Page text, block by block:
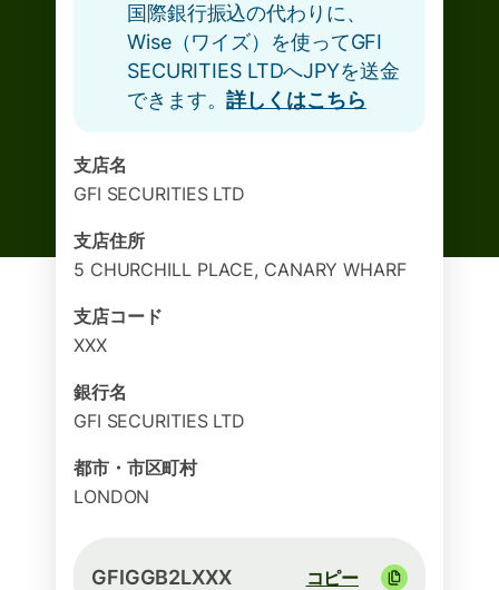
国際銀行振込の代わりに、
Wise（ワイズ）を使ってGFI
SECURITIES LTDへJPYを送金
できます。詳しくはこちら
支店名
GFI SECURITIES LTD
支店住所
5 CHURCHILL PLACE, CANARY WHARF
支店コード
XXX
銀行名
GFI SECURITIES LTD
都市・市区町村
LONDON
GFIGGB2LXXX コピー